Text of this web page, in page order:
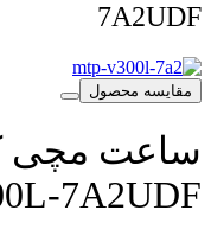
7A2UDF
مقایسه محصول
7A2UDF